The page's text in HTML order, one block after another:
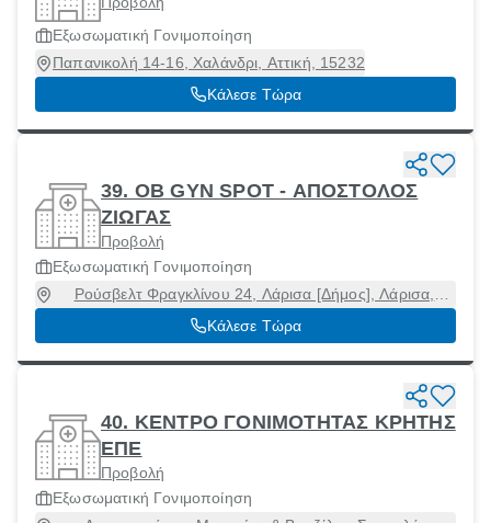
Εξωσωματική Γονιμοποίηση
Παπανικολή 14-16, Χαλάνδρι, Αττική, 15232
Κάλεσε Τώρα
39. OB GYN SPOT - ΑΠΟΣΤΟΛΟΣ
ΖΙΩΓΑΣ
Προβολή
Εξωσωματική Γονιμοποίηση
Ρούσβελτ Φραγκλίνου 24, Λάρισα [Δήμος], Λάρισα,
41223
Κάλεσε Τώρα
40. ΚΕΝΤΡΟ ΓΟΝΙΜΟΤΗΤΑΣ ΚΡΗΤΗΣ
ΕΠΕ
Προβολή
Εξωσωματική Γονιμοποίηση